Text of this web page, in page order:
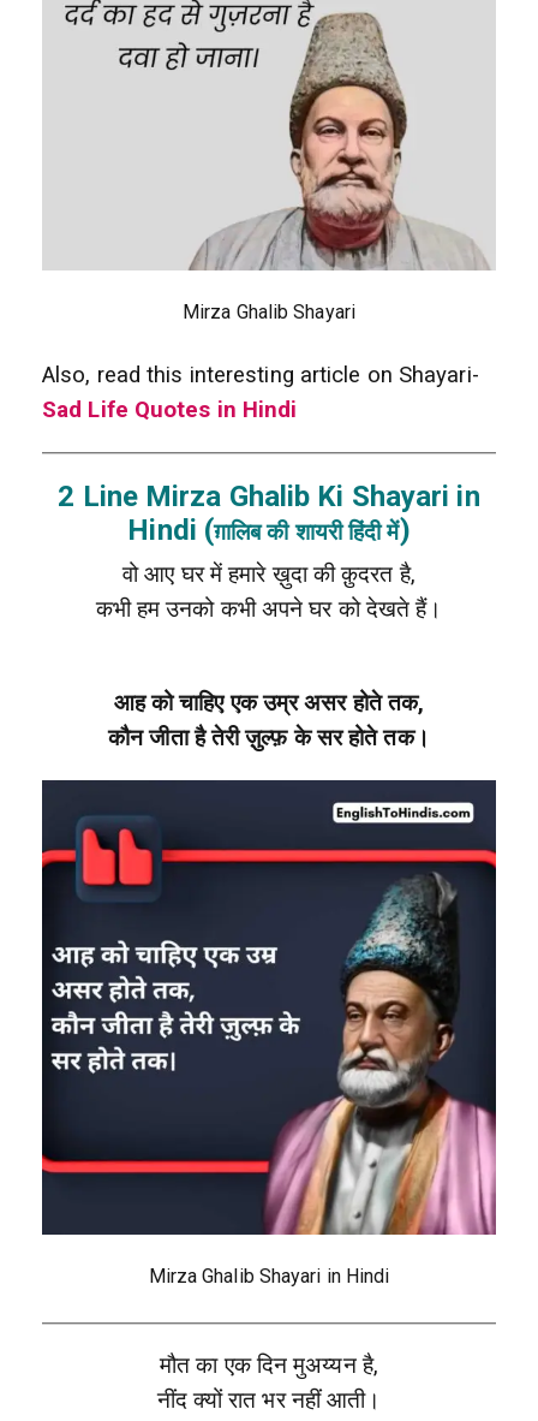
Mirza Ghalib Shayari
Also, read this interesting article on Shayari-
Sad Life Quotes in Hindi
2 Line Mirza Ghalib Ki Shayari in
Hindi (ग़ालिब की शायरी हिंदी में)
वो आए घर में हमारे ख़ुदा की क़ुदरत है,
कभी हम उनको कभी अपने घर को देखते हैं।
आह को चाहिए एक उम्र असर होते तक,
कौन जीता है तेरी ज़ुल्फ़ के सर होते तक।
Mirza Ghalib Shayari in Hindi
मौत का एक दिन मुअय्यन है,
नींद क्यों रात भर नहीं आती।